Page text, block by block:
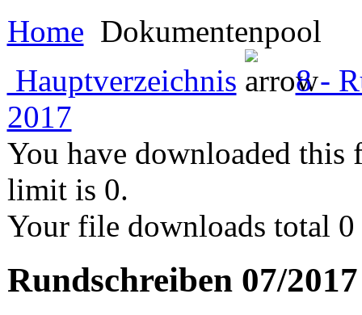
Home Dokumentenpool
Hauptverzeichnis
8 -
2017
You have downloaded this
limit is 0.
Your file downloads total
Rundschreiben 07/